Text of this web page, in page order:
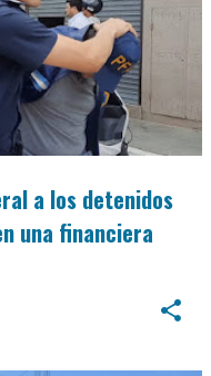
a los detenidos
una financiera